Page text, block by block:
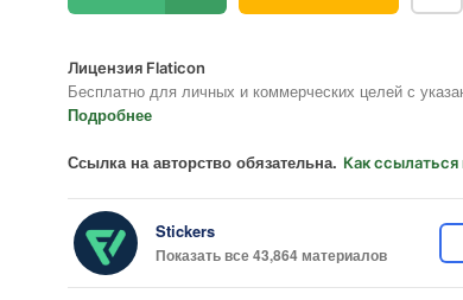
Лицензия Flaticon
Бесплатно для личных и коммерческих целей с
Подробнее
Ссылка на авторство обязательна. Как ссылаться
Stickers
Показать все 43,864 материалов